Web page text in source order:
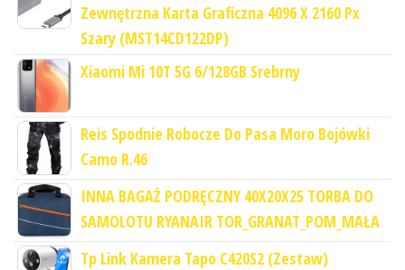
Zewnętrzna Karta Graficzna 4096 X 2160 Px
Szary (MST14CD122DP)
Xiaomi Mi 10T 5G 6/128GB Srebrny
Reis Spodnie Robocze Do Pasa Moro Bojówki
Camo R.46
INNA BAGAŻ PODRĘCZNY 40X20X25 TORBA DO
SAMOLOTU RYANAIR TOR_GRANAT_POM_MAŁA
Tp Link Kamera Tapo C420S2 (Zestaw)